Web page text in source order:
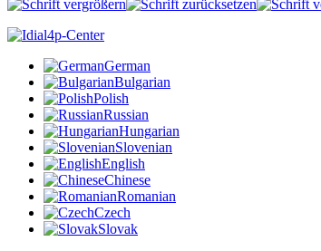
German
Bulgarian
Polish
Russian
Hungarian
Slovenian
English
Chinese
Romanian
Czech
Slovak